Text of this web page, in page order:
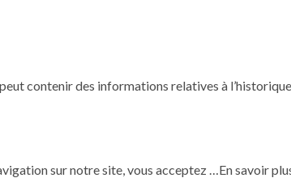
contenir des informations relatives à
sur notre site, vous acceptez …En savoir